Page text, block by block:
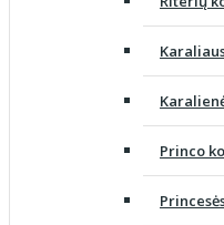
Princo